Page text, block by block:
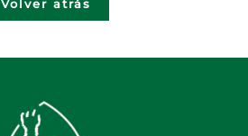
Volver atrás